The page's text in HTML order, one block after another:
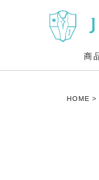
商
HOME